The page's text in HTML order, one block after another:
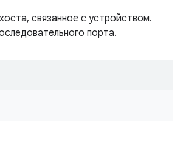
связанное с устройством.
порта.